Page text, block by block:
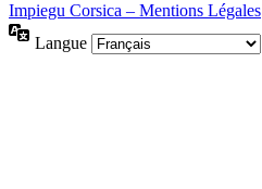
Impiegu Corsica – Mentions Légales
Langue